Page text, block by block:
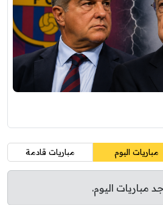
مباريات اليوم مباريات قادمة
مباريات اليوم.